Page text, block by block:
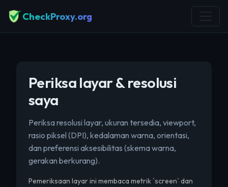
CheckProxy.org
Periksa layar & resolusi
saya
Periksa resolusi layar, ukuran tersedia, viewport,
rasio piksel (DPI), kedalaman warna, orientasi,
dan preferensi aksesibilitas (skema warna,
gerakan berkurang).
Pemeriksaan layar ini membaca metrik `screen` dan